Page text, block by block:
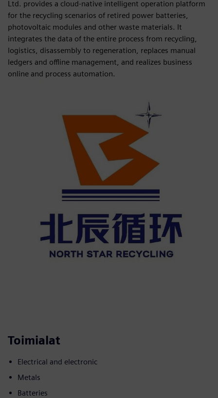
Ltd. provides a cloud-native intelligent operation platform
for the recycling scenarios of retired power batteries,
photovoltaic modules and other waste materials. It
integrates the data of the entire process from recycling,
logistics, disassembly to regeneration, replaces manual
ledgers and offline management, and realizes business
online and process automation.
Toimialat
Electrical and electronic
Metals
Batteries